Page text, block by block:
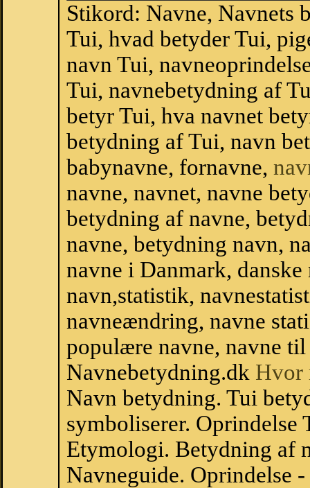
Stikord: Navne, Navnets
Tui, hvad betyder Tui,
navn Tui,
Tui, navnebetydning af
betyr Tui, hva navnet
betydning af Tui, navn
babynavne, fornavne,
navne, navnet, navne
betydning af navne,
navne, betydning navn,
navne i Danmark,
navn,statistik,
navneændring, navne
populære navne, navne
Navnebetydning.dk Hvor
Navn betydning. Tui
symboliserer. Oprindelse
Etymologi. Betydning af
Navneguide. Oprindelse